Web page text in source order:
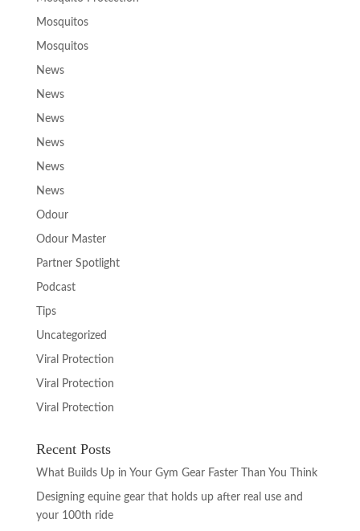
Mosquitos
Mosquitos
News
News
News
News
News
News
Odour
Odour Master
Partner Spotlight
Podcast
Tips
Uncategorized
Viral Protection
Viral Protection
Viral Protection
Recent Posts
What Builds Up in Your Gym Gear Faster Than You Think
Designing equine gear that holds up after real use and
your 100th ride